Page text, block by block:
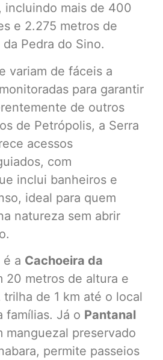
incluindo mais de 400
e 2.275 metros de
Pedra do Sino.
variam de fáceis a
para garantir
de outros
de Petrópolis, a Serra
acessos
com
inclui banheiros e
ideal para quem
natureza sem abrir
é a Cachoeira da
20 metros de altura e
trilha de 1 km até o local
famílias. Já o Pantanal
manguezal preservado
permite passeios